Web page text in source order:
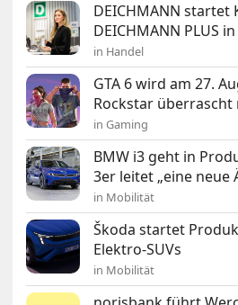
DEICHMANN
DEICHMANN PLUS
in Handel
GTA 6 wird am 27.
Rockstar
in Gaming
BMW i3 geht in
3er leitet „eine neue
in Mobilität
Škoda startet
Elektro-SUVs
in Mobilität